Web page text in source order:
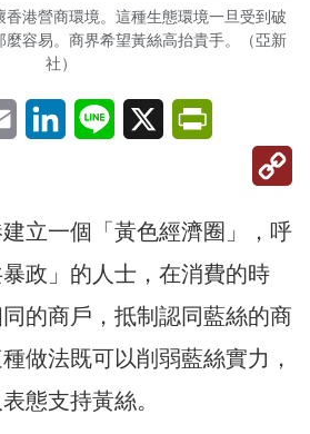
香港營商環境。這種生態環境一旦受到破
容易。商界希望黃絲高抬貴手。（亞新
社）
Email LinkedInLine X
立一個「黃色經濟圈」，呼
政」的人士，在消費的時
的商戶，抵制認同藍絲的商
做法既可以削弱藍絲實力，
態支持黃絲。